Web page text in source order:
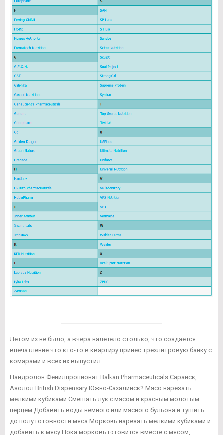
Летом их не было, а вчера налетело столько, что создается
впечатление что кто-то в квартиру принес трехлитровую банку с
комарами и всех их выпустил.
Нандролон Фенилпропионат Balkan Pharmaceuticals Саранск,
Азолол British Dispensary Южно-Сахалинск? Мясо нарезать
мелкими кубиками Смешать лук с мясом и красным молотым
перцем Добавить воды немного или мясного бульона и тушить
до полу готовности мяса Морковь нарезать мелкими кубиками и
добавить к мясу Пока морковь готовится вместе с мясом,